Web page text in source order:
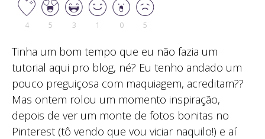
4 5 3 1 0 5
Tinha um bom tempo que eu não fazia um
tutorial aqui pro blog, né? Eu tenho andado um
pouco preguiçosa com maquiagem, acreditam??
Mas ontem rolou um momento inspiração,
depois de ver um monte de fotos bonitas no
Pinterest (tô vendo que vou viciar naquilo!) e aí